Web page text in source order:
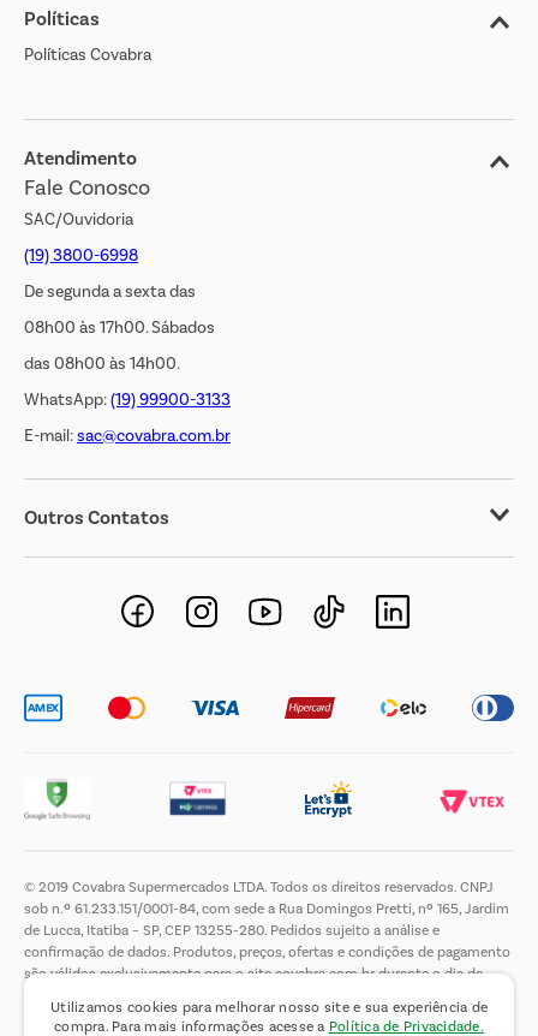
Utilizamos cookies para melhorar nosso site e sua experiência de
compra. Para mais informações acesse a Política de Privacidade.
Nossas Lojas
Cliente Bem Estar
Jornal de Ofertas
Transparência Salarial
Políticas
Políticas Covabra
Atendimento
Fale Conosco
SAC/Ouvidoria
(19) 3800-6998
De segunda a sexta das
08h00 às 17h00. Sábados
das 08h00 às 14h00.
WhatsApp:(19) 99900-3133
E-mail:sac@covabra.com.br
Outros Contatos
Negócios Imobiliários
Novos Fornecedores
© 2019 Covabra Supermercados LTDA. Todos os direitos reservados. CNPJ
sob n.º 61.233.151/0001-84, com sede a Rua Domingos Pretti, nº 165, Jardim
de Lucca, Itatiba – SP, CEP 13255-280. Pedidos sujeito a análise e
confirmação de dados. Produtos, preços, ofertas e condições de pagamento
são válidos exclusivamente para o site covabra.com.br durante o dia de
de limitar a quantidade máxima de produtos por compra por cliente. Não